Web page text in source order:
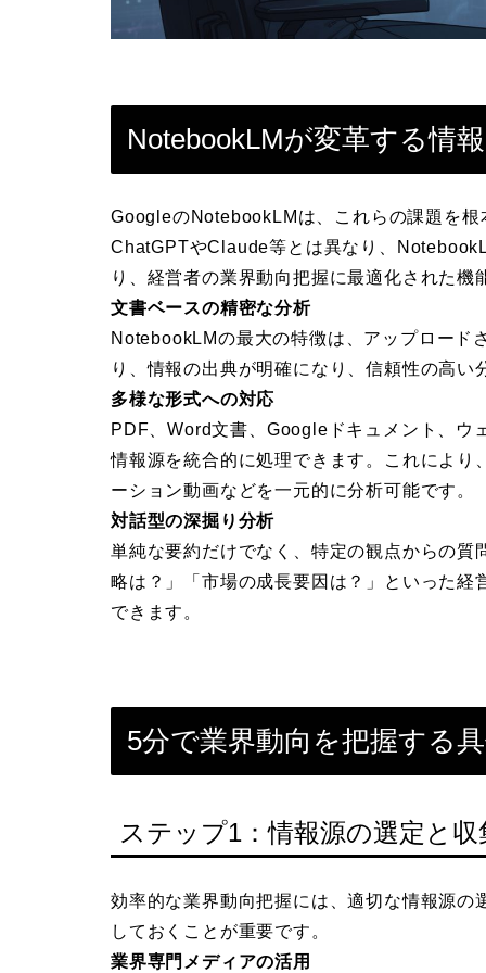
NotebookLMが変革する情
GoogleのNotebookLMは、これらの課題を
ChatGPTやClaude等とは異なり、
り、経営者の業界動向把握に最適化された機
文書ベースの精密な分析
NotebookLMの最大の特徴は、アップロード
り、情報の出典が明確になり、信頼性の高い
多様な形式への対応
PDF、Word文書、Googleドキュメント、ウ
情報源を統合的に処理できます。これによ
ーション動画などを一元的に分析可能です。
対話型の深掘り分析
単純な要約だけでなく、特定の観点からの
略は？」「市場の成長要因は？」といった
できます。
5分で業界動向を把握する
ステップ1：情報源の選定と収
効率的な業界動向把握には、適切な情報源
しておくことが重要です。
業界専門メディアの活用